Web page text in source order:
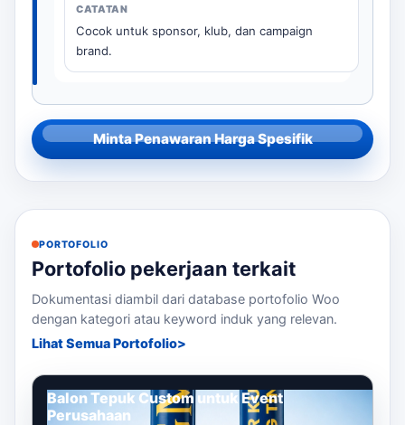
Cocok untuk sponsor, klub, dan campaign
brand.
Minta Penawaran Harga Spesifik
PORTOFOLIO
Portofolio pekerjaan terkait
Dokumentasi diambil dari database portofolio Woo
dengan kategori atau keyword induk yang relevan.
Lihat Semua Portofolio
Balon Tepuk Custom untuk Event
Perusahaan